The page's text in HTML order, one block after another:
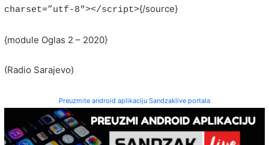
charset=”utf-8″></script>{/source}
{module Oglas 2 – 2020}
(Radio Sarajevo)
Preuzmite android aplikaciju Sandzaklive portala